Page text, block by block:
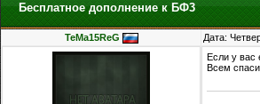
Бесплатное дополнение к БФ3
TeMa15ReG Дата:
Если у вас
Всем